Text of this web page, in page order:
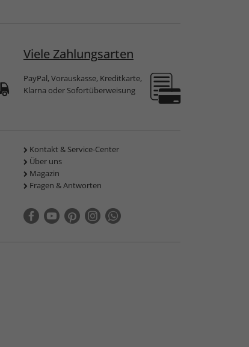
Viele Zahlungsarten
PayPal, Vorauskasse, Kreditkarte,
Klarna oder Sofortüberweisung
Kontakt & Service-Center
Über uns
Magazin
Fragen & Antworten